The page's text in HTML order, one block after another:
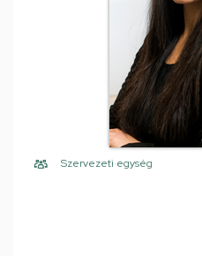
Szervezeti egység